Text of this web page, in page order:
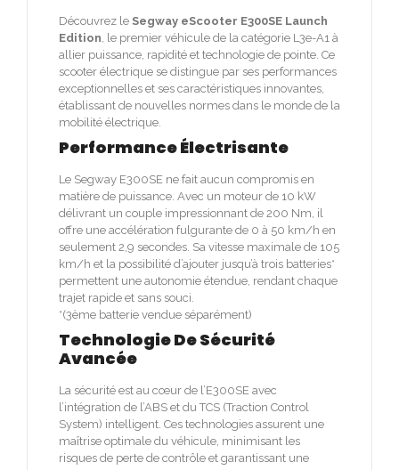
Découvrez le Segway eScooter E300SE Launch
Edition, le premier véhicule de la catégorie L3e-A1 à
allier puissance, rapidité et technologie de pointe. Ce
scooter électrique se distingue par ses performances
exceptionnelles et ses caractéristiques innovantes,
établissant de nouvelles normes dans le monde de la
mobilité électrique.
Performance Électrisante
Le Segway E300SE ne fait aucun compromis en
matière de puissance. Avec un moteur de 10 kW
délivrant un couple impressionnant de 200 Nm, il
offre une accélération fulgurante de 0 à 50 km/h en
seulement 2,9 secondes. Sa vitesse maximale de 105
km/h et la possibilité d’ajouter jusqu’à trois batteries*
permettent une autonomie étendue, rendant chaque
trajet rapide et sans souci.
*(3ème batterie vendue séparément)
Technologie De Sécurité
Avancée
La sécurité est au cœur de l’E300SE avec
l’intégration de l’ABS et du TCS (Traction Control
System) intelligent. Ces technologies assurent une
maîtrise optimale du véhicule, minimisant les
risques de perte de contrôle et garantissant une